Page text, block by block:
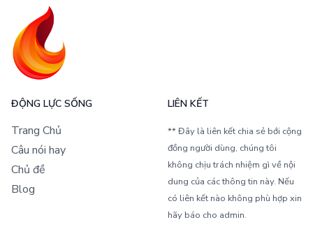
ĐỘNG LỰC SỐNG
Trang Chủ
Câu nói hay
Chủ đề
Blog
LIÊN KẾT
** Đây là liên kết chia sẻ bới cộng
đồng người dùng, chúng tôi
không chịu trách nhiệm gì về nội
dung của các thông tin này. Nếu
có liên kết nào không phù hợp xin
hãy báo cho admin.